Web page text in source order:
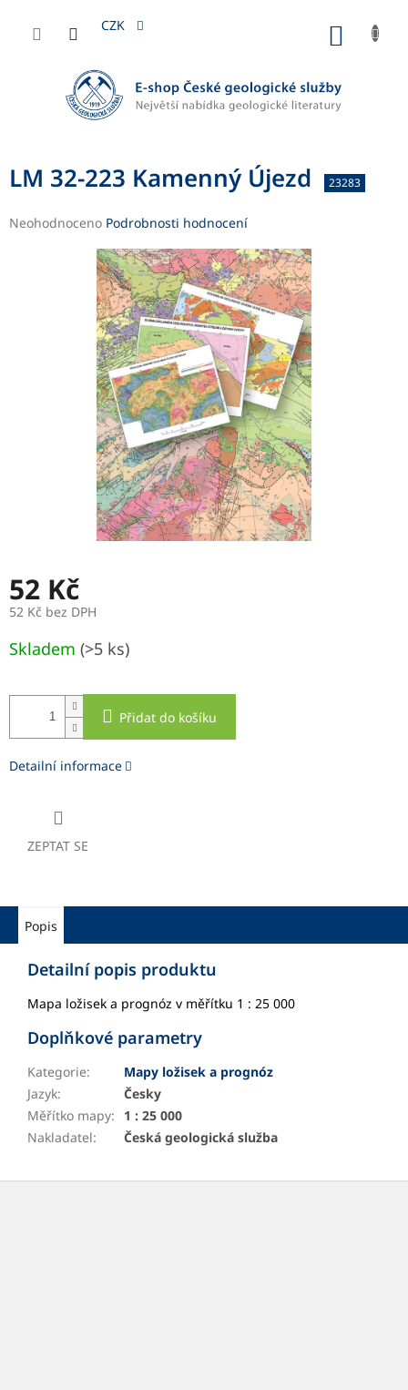
obsah
CZK
LM 32-223 Kamenný Újezd 23283
Průměrné
Neohodnoceno Podrobnosti hodnocení
52 Kč
52 Kč bez DPH
cena:
Skladem (>5 ks)
Přidat do košíku
Detailní informace
ZEPTAT SE
Popis
Detailní popis produktu
Mapa ložisek a prognóz v měřítku 1 : 25 000
Doplňkové parametry
Kategorie:
Mapy ložisek a prognóz
Jazyk:
Česky
Měřítko mapy:
1 : 25 000
Nakladatel: Česká geologická služba
Z